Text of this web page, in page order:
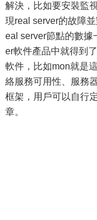
解決，比如要安裝監
現real server的故障
eal server節點的數據
er軟件產品中就得到
軟件，比如mon就是
絡服務可用性、服務
框架，用戶可以自行
章。